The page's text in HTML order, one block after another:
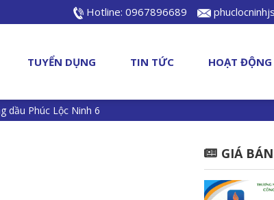
Hotline: 0967896689
TUYỂN DỤNG TIN TỨC HOẠT ĐỘNG
dầu Phúc Lộc Ninh 6
GIÁ